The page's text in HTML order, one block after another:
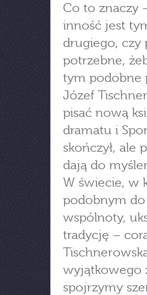
Co to znaczy
inność jest
drugiego, czy
potrzebne,
tym podobne
Józef
pisać nową
dramatu i
skończył, ale
dają do
W świecie, w
podobnym
wspólnoty,
tradycję –
wyjątkowego
spojrzymy